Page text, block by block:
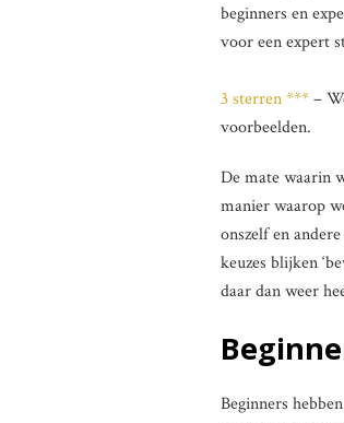
beginners en
voor een expert
3 sterren ***–
voorbeelden.
De mate waarin
manier waarop
onszelf en
keuzes blijken
daar dan weer
Beginners